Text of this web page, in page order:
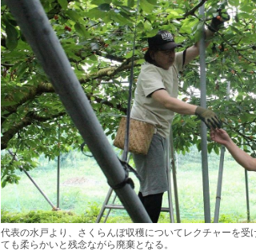
代表の水戸より、さくらんぼ収穫についてレクチャーを受
ても柔らかいと残念ながら廃棄となる。